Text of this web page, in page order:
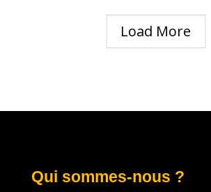
Load More
Qui sommes-nous ?